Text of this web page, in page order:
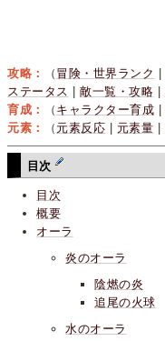
攻略： （ 冒険・世界ランク
ステータス
|敵一覧・攻略
育成：
（ キャラクター育成
元素：
（ 元素反応 元素量
目次
目次
概要
オーラ
炎のオーラ
陰燃の炎
追尾の火球
水のオーラ